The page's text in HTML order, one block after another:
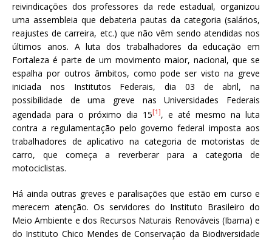
reivindicações dos professores da rede estadual, organizou
uma assembleia que debateria pautas da categoria (salários,
reajustes de carreira, etc.) que não vêm sendo atendidas nos
últimos anos. A luta dos trabalhadores da educação em
Fortaleza é parte de um movimento maior, nacional, que se
espalha por outros âmbitos, como pode ser visto na greve
iniciada nos Institutos Federais, dia 03 de abril, na
possibilidade de uma greve nas Universidades Federais
agendada para o próximo dia 15[1], e até mesmo na luta
contra a regulamentação pelo governo federal imposta aos
trabalhadores de aplicativo na categoria de motoristas de
carro, que começa a reverberar para a categoria de
motociclistas.
Há ainda outras greves e paralisações que estão em curso e
merecem atenção. Os servidores do Instituto Brasileiro do
Meio Ambiente e dos Recursos Naturais Renováveis (Ibama) e
do Instituto Chico Mendes de Conservação da Biodiversidade